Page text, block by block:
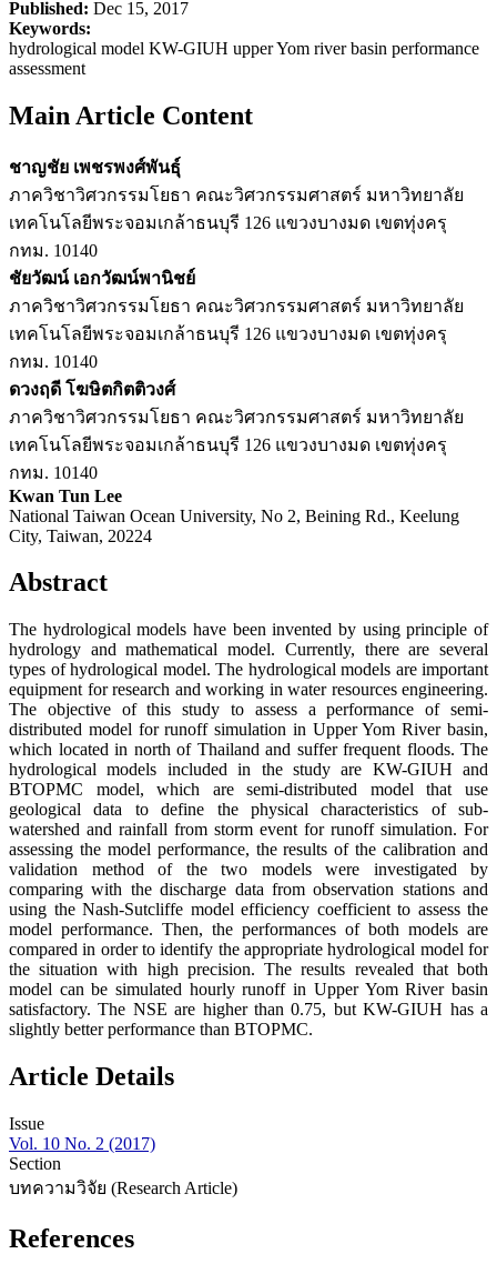
Published: Dec 15, 2017
Keywords:
hydrological model KW-GIUH upper Yom river basin performance
assessment
Main Article Content
ชาญชัย เพชรพงศ์พันธุ์
ภาควิชาวิศวกรรมโยธา คณะวิศวกรรมศาสตร์ มหาวิทยาลัย
เทคโนโลยีพระจอมเกล้าธนบุรี 126 แขวงบางมด เขตทุ่งครุ
กทม. 10140
ชัยวัฒน์ เอกวัฒน์พานิชย์
ภาควิชาวิศวกรรมโยธา คณะวิศวกรรมศาสตร์ มหาวิทยาลัย
เทคโนโลยีพระจอมเกล้าธนบุรี 126 แขวงบางมด เขตทุ่งครุ
กทม. 10140
ดวงฤดี โฆษิตกิตติวงศ์
ภาควิชาวิศวกรรมโยธา คณะวิศวกรรมศาสตร์ มหาวิทยาลัย
เทคโนโลยีพระจอมเกล้าธนบุรี 126 แขวงบางมด เขตทุ่งครุ
กทม. 10140
Kwan Tun Lee
National Taiwan Ocean University, No 2, Beining Rd., Keelung
City, Taiwan, 20224
Abstract
The hydrological models have been invented by using principle of
hydrology and mathematical model. Currently, there are several
types of hydrological model. The hydrological models are important
equipment for research and working in water resources engineering.
The objective of this study to assess a performance of semi-
distributed model for runoff simulation in Upper Yom River basin,
which located in north of Thailand and suffer frequent floods. The
hydrological models included in the study are KW-GIUH and
BTOPMC model, which are semi-distributed model that use
geological data to define the physical characteristics of sub-
watershed and rainfall from storm event for runoff simulation. For
assessing the model performance, the results of the calibration and
validation method of the two models were investigated by
comparing with the discharge data from observation stations and
using the Nash-Sutcliffe model efficiency coefficient to assess the
model performance. Then, the performances of both models are
compared in order to identify the appropriate hydrological model for
the situation with high precision. The results revealed that both
model can be simulated hourly runoff in Upper Yom River basin
satisfactory. The NSE are higher than 0.75, but KW-GIUH has a
slightly better performance than BTOPMC.
Article Details
Issue
Vol. 10 No. 2 (2017)
Section
บทความวิจัย (Research Article)
References